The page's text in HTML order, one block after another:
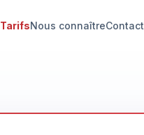
TarifsNous connaîtreContact